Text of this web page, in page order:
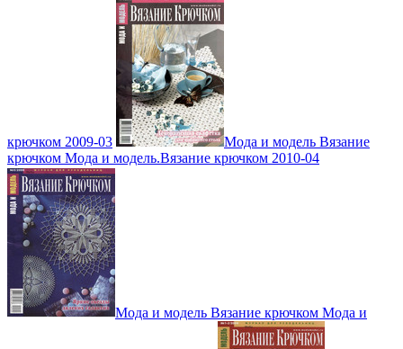
крючком 2009-03
Мода и модель Вязание
крючком Мода и модель.Вязание крючком 2010-04
Мода и модель Вязание крючком Мода и